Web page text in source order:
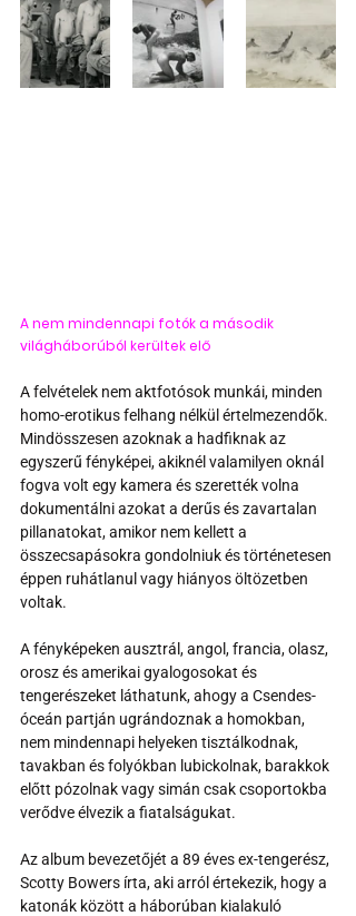
A nem mindennapi fotók a második
világháborúból kerültek elő
A felvételek nem aktfotósok munkái, minden
homo-erotikus felhang nélkül értelmezendők.
Mindösszesen azoknak a hadfiknak az
egyszerű fényképei, akiknél valamilyen oknál
fogva volt egy kamera és szerették volna
dokumentálni azokat a derűs és zavartalan
pillanatokat, amikor nem kellett a
összecsapásokra gondolniuk és történetesen
éppen ruhátlanul vagy hiányos öltözetben
voltak.
A fényképeken ausztrál, angol, francia, olasz,
orosz és amerikai gyalogosokat és
tengerészeket láthatunk, ahogy a Csendes-
óceán partján ugrándoznak a homokban,
nem mindennapi helyeken tisztálkodnak,
tavakban és folyókban lubickolnak, barakkok
előtt pózolnak vagy simán csak csoportokba
verődve élvezik a fiatalságukat.
Az album bevezetőjét a 89 éves ex-tengerész,
Scotty Bowers írta, aki arról értekezik, hogy a
katonák között a háborúban kialakuló